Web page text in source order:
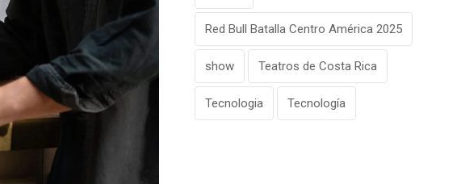
Red Bull Batalla Centro América 2025
show Teatros de Costa Rica
Tecnologia Tecnología